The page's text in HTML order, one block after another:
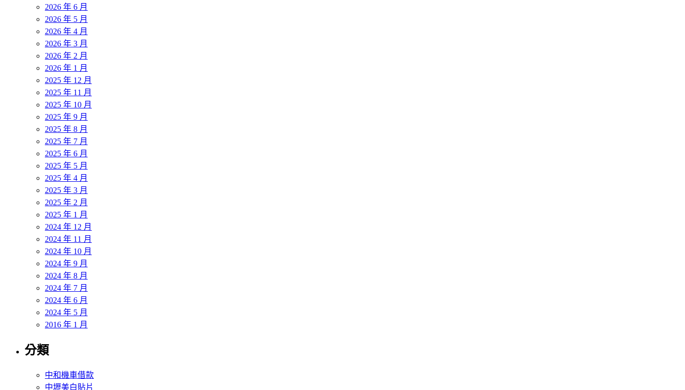
2026 年 6 月
2026 年 5 月
2026 年 4 月
2026 年 3 月
2026 年 2 月
2026 年 1 月
2025 年 12 月
2025 年 11 月
2025 年 10 月
2025 年 9 月
2025 年 8 月
2025 年 7 月
2025 年 6 月
2025 年 5 月
2025 年 4 月
2025 年 3 月
2025 年 2 月
2025 年 1 月
2024 年 12 月
2024 年 11 月
2024 年 10 月
2024 年 9 月
2024 年 8 月
2024 年 7 月
2024 年 6 月
2024 年 5 月
2016 年 1 月
分類
中和機車借款
中壢美白貼片